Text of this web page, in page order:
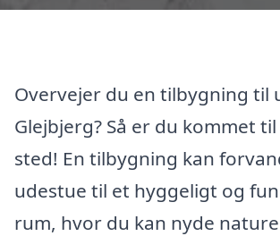
Overvejer du en tilbygning til
Glejbjerg? Så er du kommet
sted! En tilbygning kan
udestue til et hyggeligt og
rum, hvor du kan nyde